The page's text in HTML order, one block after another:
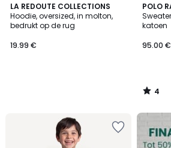
LA REDOUTE COLLECTIONS
Hoodie, oversized, in molton,
bedrukt op de rug
19.99 €
POLO
katoen
95.00 €
4
/
5
3
Kleuren
4
/
FINAL